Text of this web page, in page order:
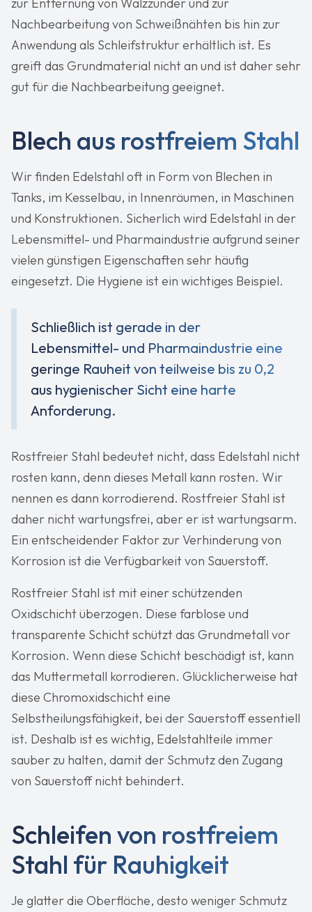
zur Entfernung von Walzzunder und zur
Nachbearbeitung von Schweißnähten bis hin zur
Anwendung als Schleifstruktur erhältlich ist. Es
greift das Grundmaterial nicht an und ist daher sehr
gut für die Nachbearbeitung geeignet.
Blech aus rostfreiem Stahl
Wir finden Edelstahl oft in Form von Blechen in
Tanks, im Kesselbau, in Innenräumen, in Maschinen
und Konstruktionen. Sicherlich wird Edelstahl in der
Lebensmittel- und Pharmaindustrie aufgrund seiner
vielen günstigen Eigenschaften sehr häufig
eingesetzt. Die Hygiene ist ein wichtiges Beispiel.
Schließlich ist gerade in der
Lebensmittel- und Pharmaindustrie eine
geringe Rauheit von teilweise bis zu 0,2
aus hygienischer Sicht eine harte
Anforderung.
Rostfreier Stahl bedeutet nicht, dass Edelstahl nicht
rosten kann, denn dieses Metall kann rosten. Wir
nennen es dann korrodierend. Rostfreier Stahl ist
daher nicht wartungsfrei, aber er ist wartungsarm.
Ein entscheidender Faktor zur Verhinderung von
Korrosion ist die Verfügbarkeit von Sauerstoff.
Rostfreier Stahl ist mit einer schützenden
Oxidschicht überzogen. Diese farblose und
transparente Schicht schützt das Grundmetall vor
Korrosion. Wenn diese Schicht beschädigt ist, kann
das Muttermetall korrodieren. Glücklicherweise hat
diese Chromoxidschicht eine
Selbstheilungsfähigkeit, bei der Sauerstoff essentiell
ist. Deshalb ist es wichtig, Edelstahlteile immer
sauber zu halten, damit der Schmutz den Zugang
von Sauerstoff nicht behindert.
Schleifen von rostfreiem
Stahl für Rauhigkeit
Je glatter die Oberfläche, desto weniger Schmutz